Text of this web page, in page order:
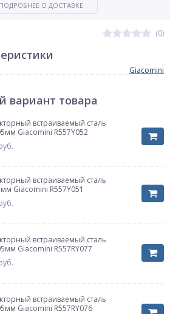
(0)
ПОДРОБНЕЕ О ДОСТАВКЕ
Giacomini
вариант товара
встраиваемый сталь
Giacomini R557Y052
встраиваемый сталь
Giacomini R557Y051
встраиваемый сталь
Giacomini R557RY077
встраиваемый сталь
Giacomini R557RY076